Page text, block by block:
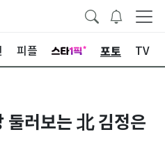
피플 포토 TV
둘러보는 北 김정은